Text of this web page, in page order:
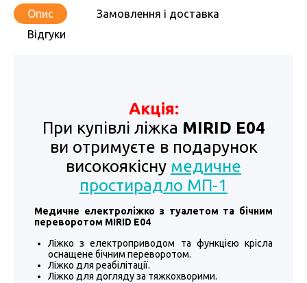
Опис
Замовлення і доставка
Відгуки
Акція:
При купівлі ліжка MIRID Е04
ви отримуєте в подарунок
високоякісну медичне
простирадло МП-1
Медичне електроліжко з туалетом та бічним
переворотом MIRID Е04
Ліжко з електроприводом та функцією крісла
оснащене бічним переворотом.
Ліжко для реабілітації.
Ліжко для догляду за тяжкохворими.